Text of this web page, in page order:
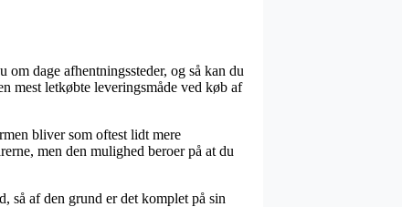
dage afhentningssteder, og så kan du
mest letkøbte leveringsmåde ved køb af
bliver som oftest lidt mere
men den mulighed beroer på at du
så af den grund er det komplet på sin